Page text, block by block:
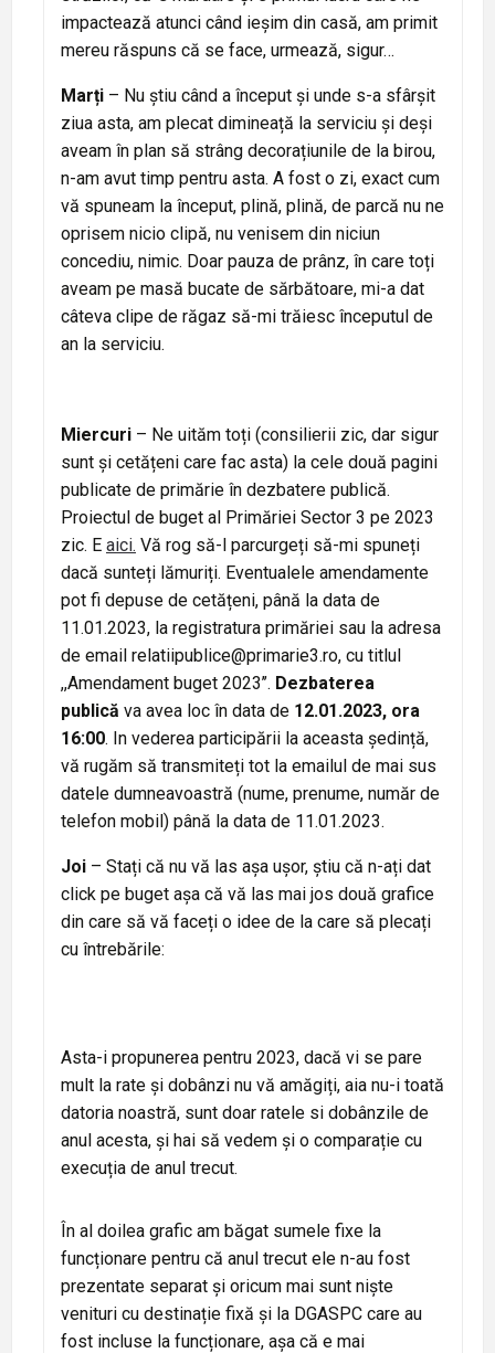
impactează atunci când ieșim din casă, am primit
mereu răspuns că se face, urmează, sigur…
Marți – Nu știu când a început și unde s-a sfârșit
ziua asta, am plecat dimineață la serviciu și deși
aveam în plan să strâng decorațiunile de la birou,
n-am avut timp pentru asta. A fost o zi, exact cum
vă spuneam la început, plină, plină, de parcă nu ne
oprisem nicio clipă, nu venisem din niciun
concediu, nimic. Doar pauza de prânz, în care toți
aveam pe masă bucate de sărbătoare, mi-a dat
câteva clipe de răgaz să-mi trăiesc începutul de
an la serviciu.
Miercuri – Ne uităm toți (consilierii zic, dar sigur
sunt și cetățeni care fac asta) la cele două pagini
publicate de primărie în dezbatere publică.
Proiectul de buget al Primăriei Sector 3 pe 2023
zic. E aici. Vă rog să-l parcurgeți să-mi spuneți
dacă sunteți lămuriți. Eventualele amendamente
pot fi depuse de cetățeni, până la data de
11.01.2023, la registratura primăriei sau la adresa
de email relatiipublice@primarie3.ro, cu titlul
,,Amendament buget 2023’’. Dezbaterea
publică va avea loc în data de 12.01.2023, ora
16:00. In vederea participării la aceasta ședință,
vă rugăm să transmiteți tot la emailul de mai sus
datele dumneavoastră (nume, prenume, număr de
telefon mobil) până la data de 11.01.2023.
Joi – Stați că nu vă las așa ușor, știu că n-ați dat
click pe buget așa că vă las mai jos două grafice
din care să vă faceți o idee de la care să plecați
cu întrebările:
Asta-i propunerea pentru 2023, dacă vi se pare
mult la rate și dobânzi nu vă amăgiți, aia nu-i toată
datoria noastră, sunt doar ratele si dobânzile de
anul acesta, și hai să vedem și o comparație cu
execuția de anul trecut.
În al doilea grafic am băgat sumele fixe la
funcționare pentru că anul trecut ele n-au fost
prezentate separat și oricum mai sunt niște
venituri cu destinație fixă și la DGASPC care au
fost incluse la funcționare, așa că e mai